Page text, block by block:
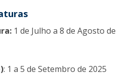
1 de Julho a 8 de Agosto de
: 1 a 5 de Setembro de 2025